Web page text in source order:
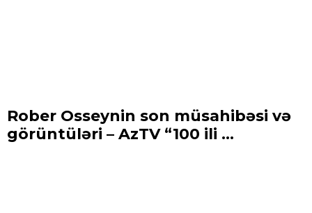
Rober Osseynin son müsahibəsi və
görüntüləri – AzTV “100 ili ...